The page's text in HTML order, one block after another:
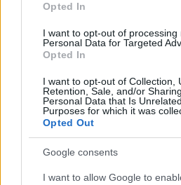
Opted In
I want to opt-out of processing
Personal Data for Targeted
Opted In
I want to opt-out of Collection,
Retention, Sale, and/or
Personal Data that Is
Purposes for which it was
Opted Out
Google consents
I want to allow Google to